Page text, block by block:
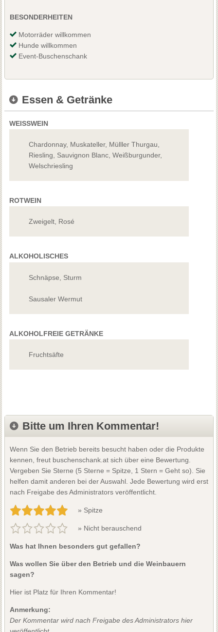
BESONDERHEITEN
Motorräder willkommen
Hunde willkommen
Event-Buschenschank
Essen & Getränke
WEISSWEIN
Chardonnay, Muskateller, Mülller Thurgau,
Riesling, Sauvignon Blanc, Weißburgunder,
Welschriesling
ROTWEIN
Zweigelt, Rosé
ALKOHOLISCHES
Schnäpse, Sturm
Sausaler Wermut
ALKOHOLFREIE GETRÄNKE
Fruchtsäfte
Bitte um Ihren Kommentar!
Wenn Sie den Betrieb bereits besucht haben oder die Produkte
kennen, freut buschenschank.at sich über eine Bewertung.
Vergeben Sie Sterne (5 Sterne = Spitze, 1 Stern = Geht so). Sie
helfen damit anderen bei der Auswahl. Jede Bewertung wird erst
nach Freigabe des Administrators veröffentlicht.
» Spitze
» Nicht berauschend
Was hat Ihnen besonders gut gefallen?
Was wollen Sie über den Betrieb und die Weinbauern
sagen?
Hier ist Platz für Ihren Kommentar!
Anmerkung:
Der Kommentar wird nach Freigabe des Administrators hier